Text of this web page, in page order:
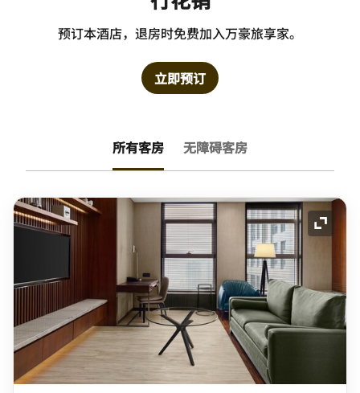
预订本酒店，退房时免费加入万豪旅享家。
立即预订
所有客房 无障碍客房
展开